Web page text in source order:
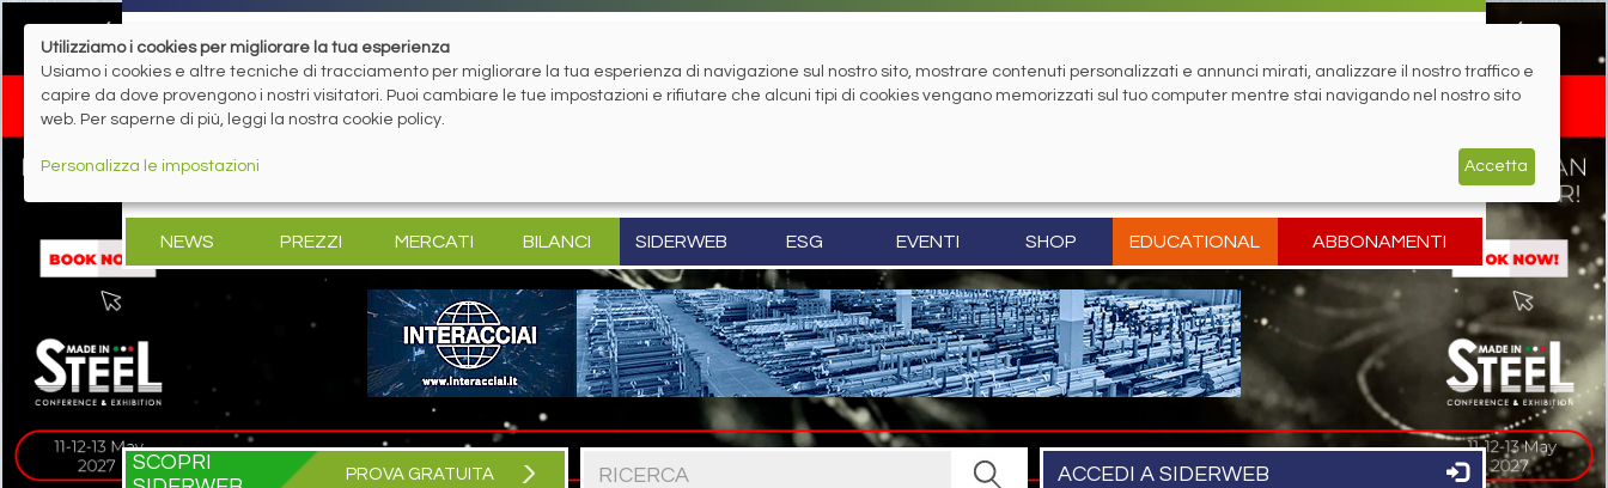
NEWS PREZZI MERCATI BILANCI SIDERWEB ESG EVENTI SHOP EDUCATIONAL ABBONAMENTI
SCOPRI
PROVA GRATUITA ACCEDI A SIDERWEB
Utilizziamo i cookies per migliorare la tua esperienza
Usiamo i cookies e altre tecniche di tracciamento per migliorare la tua esperienza di navigazione sul nostro sito, mostrare contenuti personalizzati e annunci mirati, analizzare il nostro traffico e
capire da dove provengono i nostri visitatori. Puoi cambiare le tue impostazioni e rifiutare che alcuni tipi di cookies vengano memorizzati sul tuo computer mentre stai navigando nel nostro sito
web. Per saperne di più, leggi la nostra cookie policy.
Personalizza le impostazioni Accetta